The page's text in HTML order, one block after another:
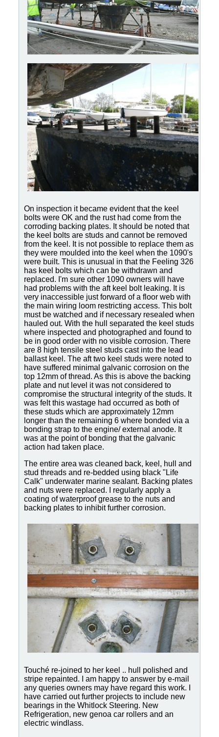
On inspection it became evident that the keel
bolts were OK and the rust had come from the
corroding backing plates. It should be noted that
the keel bolts are studs and cannot be removed
from the keel. It is not possible to replace them as
they were moulded into the keel when the 1090's
were built. This is unusual in that the Feeling 326
has keel bolts which can be withdrawn and
replaced. I'm sure other 1090 owners will have
had problems with the aft keel bolt leaking. It is
very inaccessible just forward of a floor web with
the main wiring loom restricting access. This bolt
must be watched and if necessary resealed when
hauled out. With the hull separated the keel studs
where inspected and photographed and found to
be in good order with no visible corrosion. There
are 8 high tensile steel studs cast into the lead
ballast keel. The aft two keel studs were noted to
have suffered minimal galvanic corrosion on the
top 12mm of thread. As this is above the backing
plate and nut level it was not considered to
compromise the structural integrity of the studs. It
was felt this wastage had occurred as both of
these studs which are approximately 12mm
longer than the remaining 6 where bonded via a
bonding strap to the engine/ external anode. It
was at the point of bonding that the galvanic
action had taken place.
The entire area was cleaned back, keel, hull and
stud threads and re-bedded using black "Life
Calk" underwater marine sealant. Backing plates
and nuts were replaced. I regularly apply a
coating of waterproof grease to the nuts and
backing plates to inhibit further corrosion.
Touché re-joined to her keel .. hull polished and
stripe repainted. I am happy to answer by e-mail
any queries owners may have regard this work. I
have carried out further projects to include new
bearings in the Whitlock Steering. New
Refrigeration, new genoa car rollers and an
electric windlass.